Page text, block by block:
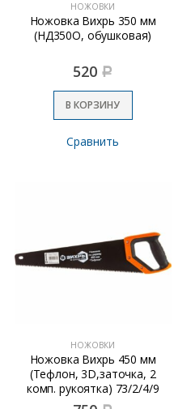
НОЖОВКИ
Ножовка Вихрь 350 мм
(НД350О, обушковая)
520 Р
В КОРЗИНУ
Сравнить
НОЖОВКИ
Ножовка Вихрь 450 мм
(Тефлон, 3D,заточка, 2
комп. рукоятка) 73/2/4/9